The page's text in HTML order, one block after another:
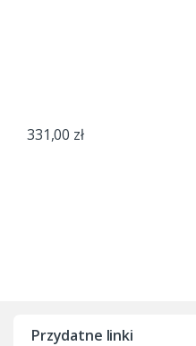
331,00 zł
Przydatne linki